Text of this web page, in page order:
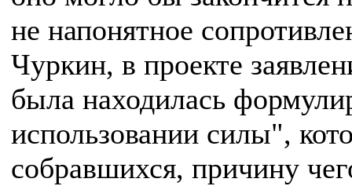
не напонятное
Чуркин, в проекте
была находилась
использовании силы",
собравшихся, причину